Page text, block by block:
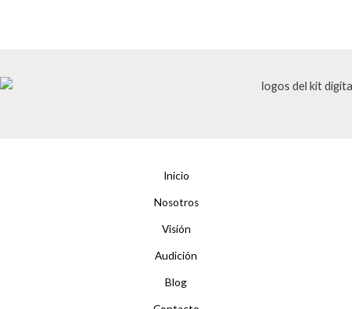
Inicio
Nosotros
Visión
Audición
Blog